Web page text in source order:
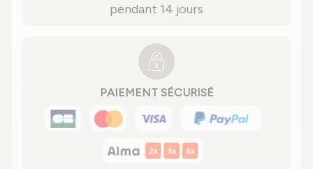
pendant 14 jours
PAIEMENT SÉCURISÉ